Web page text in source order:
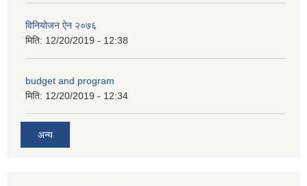
विनियोजन ऐन २०७६
मिति: 12/20/2019 - 12:38
budget and program
मिति: 12/20/2019 - 12:34
अन्य